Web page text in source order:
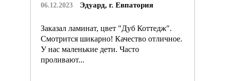
06.12.2023 Эдуард, г. Евпатория
Заказал ламинат, цвет "Дуб Коттедж".
Смотрится шикарно! Качество отличное.
У нас маленькие дети. Часто
проливают...